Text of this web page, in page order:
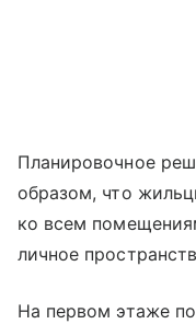
Планировочное
образом, что
ко всем
личное
На первом этаже